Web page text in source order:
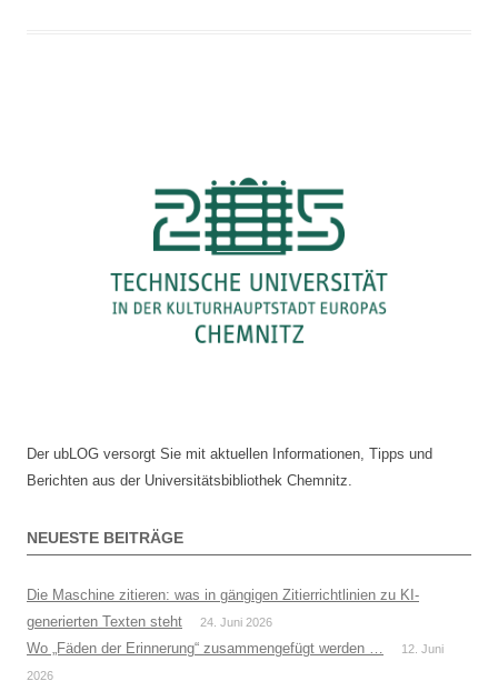
Der ubLOG versorgt Sie mit aktuellen Informationen, Tipps und
Berichten aus der Universitätsbibliothek Chemnitz.
NEUESTE BEITRÄGE
Die Maschine zitieren: was in gängigen Zitierrichtlinien zu KI-
generierten Texten steht
24. Juni 2026
Wo „Fäden der Erinnerung“ zusammengefügt werden …
12. Juni
2026